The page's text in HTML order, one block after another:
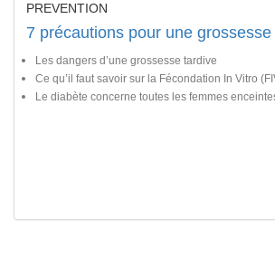
PREVENTION
7 précautions pour une
Les dangers d’une grossesse tardive
Ce qu’il faut savoir sur la Fécondation In Vitro
Le diabète concerne toutes les femmes